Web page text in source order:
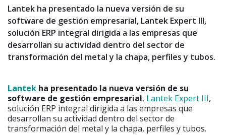
Lantek ha presentado la nueva versión de su
software de gestión empresarial, Lantek Expert III,
solución ERP integral dirigida a las empresas que
desarrollan su actividad dentro del sector de
transformación del metal y la chapa, perfiles y tubos.
Lantek ha presentado la nueva versión de su
software de gestión empresarial, Lantek Expert III,
solución ERP integral dirigida a las empresas que
desarrollan su actividad dentro del sector de
transformación del metal y la chapa, perfiles y tubos.